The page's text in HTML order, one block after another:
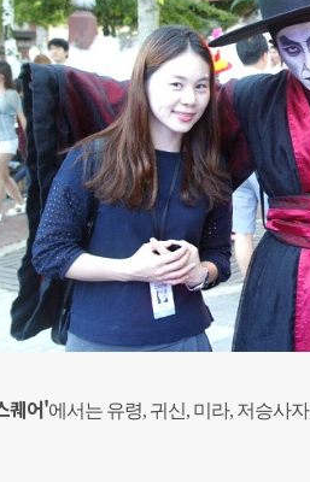
퀘어'에서는 유령, 귀신, 미라, 저승사